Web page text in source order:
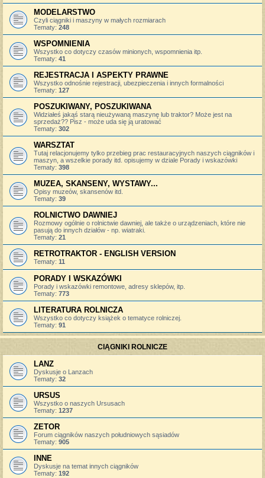
MODELARSTWO
Czyli ciągniki i maszyny w małych rozmiarach
Tematy: 248
WSPOMNIENIA
Wszystko co dotyczy czasów minionych, wspomnienia itp.
Tematy: 41
REJESTRACJA I ASPEKTY PRAWNE
Wszystko odnośnie rejestracji, ubezpieczenia i innych formalności
Tematy: 127
POSZUKIWANY, POSZUKIWANA
Widziałeś jakąś starą nieużywaną maszynę lub traktor? Może jest na
sprzedaż?? Pisz - może uda się ją uratować
Tematy: 302
WARSZTAT
Tutaj relacjonujemy tylko przebieg prac restauracyjnych naszych ciągników i
maszyn, a wszelkie porady itd. opisujemy w dziale Porady i wskazówki
Tematy: 398
MUZEA, SKANSENY, WYSTAWY...
Opisy muzeów, skansenów itd.
Tematy: 39
ROLNICTWO DAWNIEJ
Rozmowy ogólnie o rolnictwie dawniej, ale także o urządzeniach, które nie
pasują do innych działów - np. wiatraki.
Tematy: 21
RETROTRAKTOR - ENGLISH VERSION
Tematy: 11
PORADY I WSKAZÓWKI
Porady i wskazówki remontowe, adresy sklepów, itp.
Tematy: 773
LITERATURA ROLNICZA
Wszystko co dotyczy książek o tematyce rolniczej.
Tematy: 91
CIĄGNIKI ROLNICZE
LANZ
Dyskusje o Lanzach
Tematy: 32
URSUS
Wszystko o naszych Ursusach
Tematy: 1237
ZETOR
Forum ciągników naszych południowych sąsiadów
Tematy: 905
INNE
Dyskusje na temat innych ciągników
Tematy: 192